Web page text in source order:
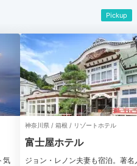
Pickup
気
神奈川県 / 箱根 / リゾートホテル
富士屋ホテル
ジョン・レノン夫妻も宿泊。著名